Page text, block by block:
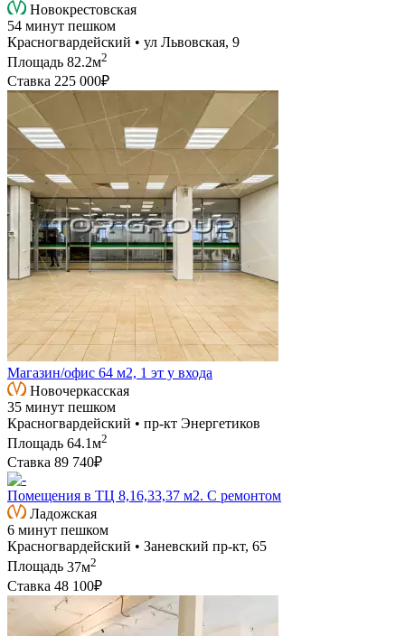
Новокрестовская
54 минут пешком
Красногвардейский • ул Львовская, 9
Площадь 82.2м2
Ставка 225 000₽
Магазин/офис 64 м2, 1 эт у входа
Новочеркасская
35 минут пешком
Красногвардейский • пр-кт Энергетиков
Площадь 64.1м2
Ставка 89 740₽
Помещения в ТЦ 8,16,33,37 м2. С ремонтом
Ладожская
6 минут пешком
Красногвардейский • Заневский пр-кт, 65
Площадь 37м2
Ставка 48 100₽